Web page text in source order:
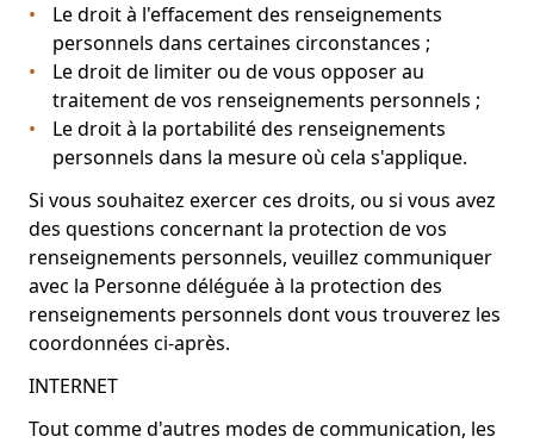
Le droit à l'effacement des renseignements
personnels dans certaines circonstances ;
Le droit de limiter ou de vous opposer au
traitement de vos renseignements personnels ;
Le droit à la portabilité des renseignements
personnels dans la mesure où cela s'applique.
Si vous souhaitez exercer ces droits, ou si vous avez
des questions concernant la protection de vos
renseignements personnels, veuillez communiquer
avec la Personne déléguée à la protection des
renseignements personnels dont vous trouverez les
coordonnées ci-après.
INTERNET
Tout comme d'autres modes de communication, les